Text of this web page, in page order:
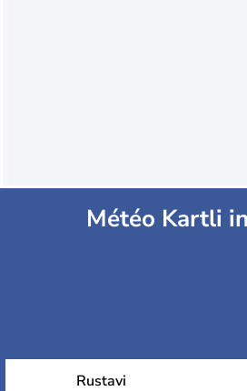
Météo Kartli
Rustavi